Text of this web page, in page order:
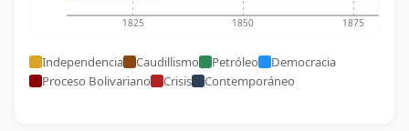
1825 1850 1875
Independencia Caudillismo Petróleo
Democracia
Proceso Bolivariano
Crisis Contemporáneo